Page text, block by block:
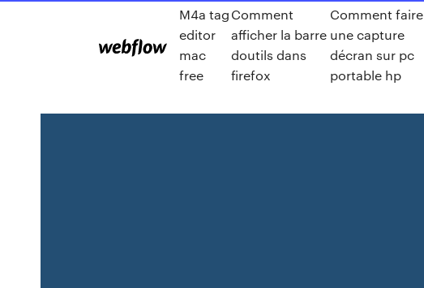
M4a tag
editor
mac
free
Comment
afficher la barre
doutils dans
firefox
Comment faire
une capture
décran sur pc
portable hp